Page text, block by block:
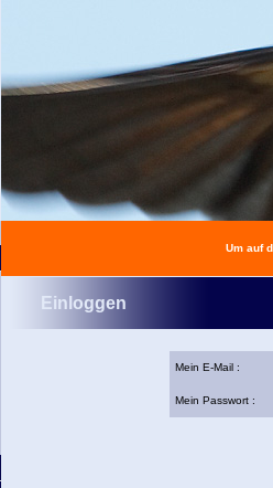
Um auf
Einloggen
Mein E-Mail :
Mein Passwort :